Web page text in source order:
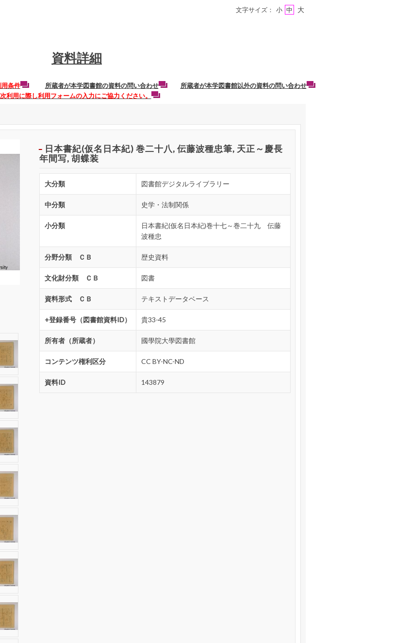
資料詳細
用条件 所蔵者が本学図書館の資料の問い合わせ
所蔵者が本学図書館以外の資料の問い合わせ
利用に際し利用フォームの入力にご協力ください。
文字サイズ： 小 中 大
日本書紀(仮名日本紀) 巻二十八, 伝藤波種忠筆, 天正～慶長
年間写, 胡蝶装
大分類 図書館デジタルライブラリー
中分類 史学・法制関係
小分類
日本書紀(仮名日本紀)巻十七～巻二十九 伝藤
波種忠
分野分類 ＣＢ 歴史資料
文化財分類 ＣＢ 図書
資料形式 ＣＢ テキストデータベース
+登録番号（図書館資料ID） 貴33-45
所有者（所蔵者） 國學院大學図書館
コンテンツ権利区分 CC BY-NC-ND
資料ID 143879